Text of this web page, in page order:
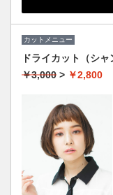
カットメニュー
ドライカット（シャ
￥3,000 > ￥2,800